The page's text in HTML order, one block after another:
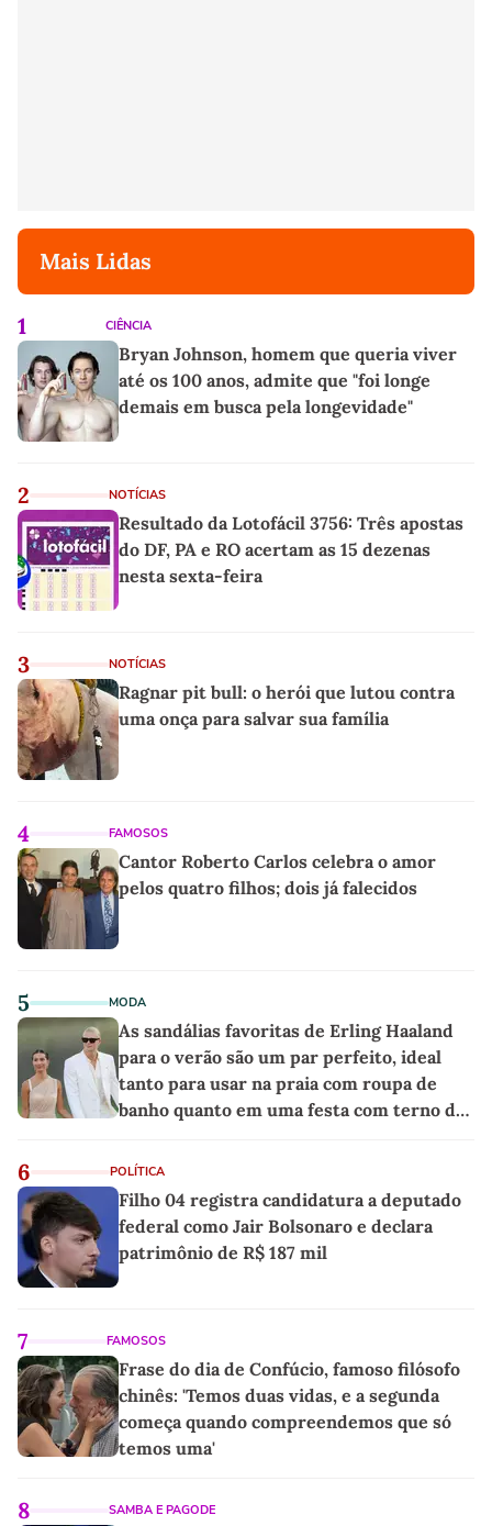
Mais Lidas
1 CIÊNCIA
Bryan Johnson, homem que queria viver
até os 100 anos, admite que "foi longe
demais em busca pela longevidade"
2 NOTÍCIAS
Resultado da Lotofácil 3756: Três apostas
do DF, PA e RO acertam as 15 dezenas
nesta sexta-feira
3 NOTÍCIAS
Ragnar pit bull: o herói que lutou contra
uma onça para salvar sua família
4 FAMOSOS
Cantor Roberto Carlos celebra o amor
pelos quatro filhos; dois já falecidos
5 MODA
As sandálias favoritas de Erling Haaland
para o verão são um par perfeito, ideal
tanto para usar na praia com roupa de
banho quanto em uma festa com terno de
6 POLÍTICA
Filho 04 registra candidatura a deputado
federal como Jair Bolsonaro e declara
patrimônio de R$ 187 mil
7 FAMOSOS
Frase do dia de Confúcio, famoso filósofo
chinês: 'Temos duas vidas, e a segunda
começa quando compreendemos que só
temos uma'
8 SAMBA E PAGODE